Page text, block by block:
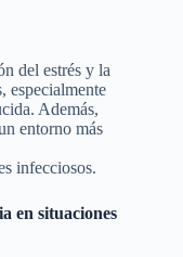
del estrés y la
especialmente
Además,
entorno más
infecciosos.
en situaciones